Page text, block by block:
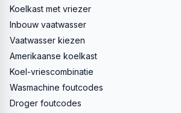
Koelkast met vriezer
Inbouw vaatwasser
Vaatwasser kiezen
Amerikaanse koelkast
Koel-vriescombinatie
Wasmachine foutcodes
Droger foutcodes